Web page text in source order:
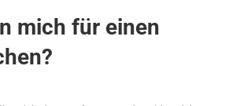
mich für einen